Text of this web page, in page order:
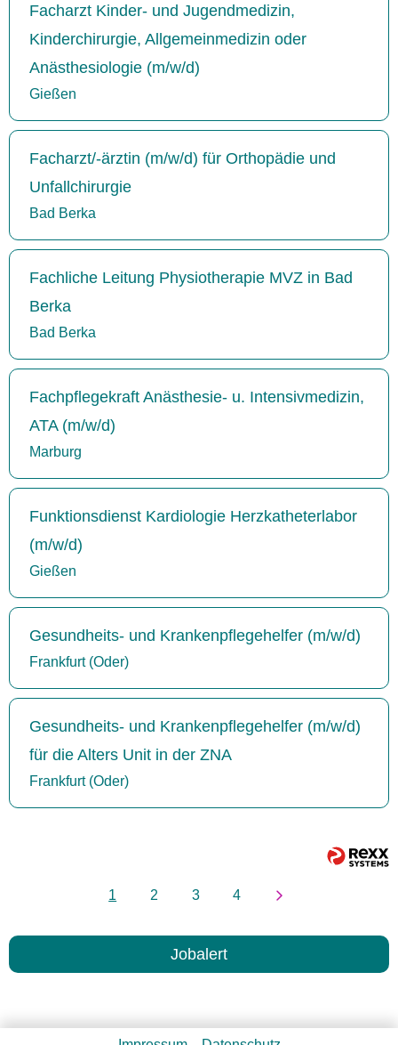
Facharzt Kinder- und Jugendmedizin,
Kinderchirurgie, Allgemeinmedizin oder
Anästhesiologie (m/w/d)
Gießen
Facharzt/-ärztin (m/w/d) für Orthopädie und
Unfallchirurgie
Bad Berka
Fachliche Leitung Physiotherapie MVZ in Bad
Berka
Bad Berka
Fachpflegekraft Anästhesie- u. Intensivmedizin,
ATA (m/w/d)
Marburg
Funktionsdienst Kardiologie Herzkatheterlabor
(m/w/d)
Gießen
Gesundheits- und Krankenpflegehelfer (m/w/d)
Frankfurt (Oder)
Gesundheits- und Krankenpflegehelfer (m/w/d)
für die Alters Unit in der ZNA
Frankfurt (Oder)
1 2 3 4
Jobalert